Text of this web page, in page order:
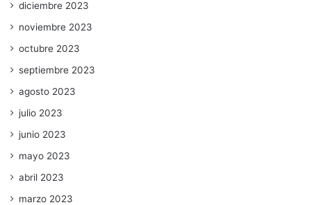
diciembre 2023
noviembre 2023
octubre 2023
septiembre 2023
agosto 2023
julio 2023
junio 2023
mayo 2023
abril 2023
marzo 2023